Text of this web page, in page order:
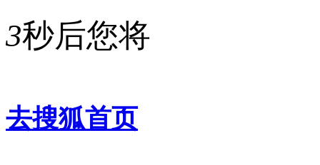
3秒后您将
去搜狐首页